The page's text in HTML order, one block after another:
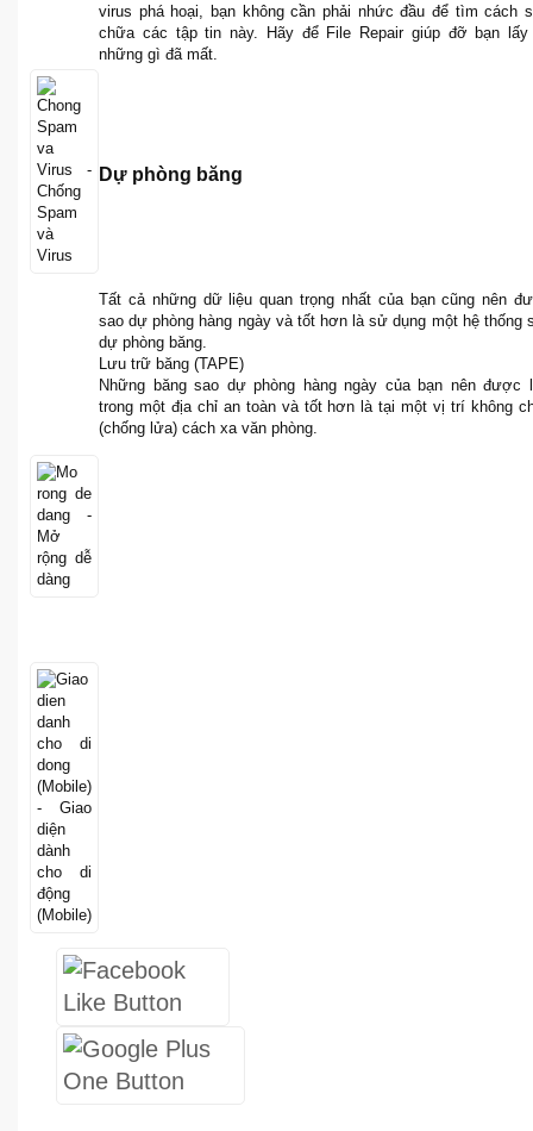
virus phá hoại, bạn không cần phải nhức đầu để tìm cách
chữa các tập tin này. Hãy để File Repair giúp đỡ bạn lấy
những gì đã mất.
Dự phòng băng
Tất cả những dữ liệu quan trọng nhất của bạn cũng nên
sao dự phòng hàng ngày và tốt hơn là sử dụng một hệ thống
dự phòng băng.
Lưu trữ băng (TAPE)
Những băng sao dự phòng hàng ngày của bạn nên được
trong một địa chỉ an toàn và tốt hơn là tại một vị trí không
(chống lửa) cách xa văn phòng.